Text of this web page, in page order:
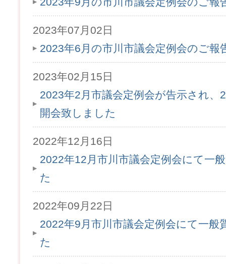
2023年07月02日
2023年6月の市川市議会定例会のご報
2023年02月15日
2023年2月市議会定例会が告示され、
開会致しました
2022年12月16日
2022年12月市川市議会定例会にて一
た
2022年09月22日
2022年9月市川市議会定例会にて一般
た